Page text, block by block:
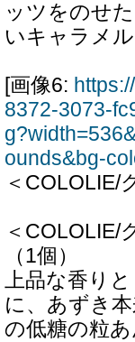
ッツをのせ
いキャラメ
[画像6:
8372-3073-
ounds&bg-
＜COLOLIE/
＜
（1個）
上品な香り
に、あずき
の低糖の粒